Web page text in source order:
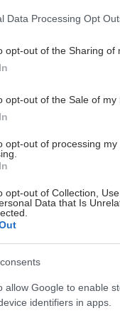
Data Processing Opt
opt-out of the Sharing of
opt-out of the Sale of my
opt-out of processing
opt-out of Collection,
Data that Is
allow Google to enable
identifiers in apps.
νεφρολιθίασης.
το iatronet.gr στο
διαταραχής
στη Ρόδο: ''Σε